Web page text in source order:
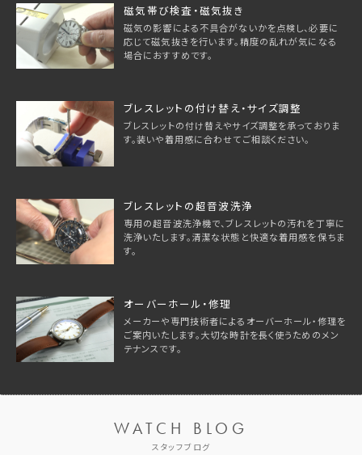
磁気帯び検査・磁気抜き
磁気の影響による不具合がないかを点検し、必要に
応じて磁気抜きを行います。精度の乱れが気になる
場合におすすめです。
ブレスレットの付け替え・サイズ調整
ブレスレットの付け替えやサイズ調整を承っておりま
す。装いや着用感に合わせてご相談ください。
ブレスレットの超音波洗浄
専用の超音波洗浄機で、ブレスレットの汚れを丁寧に
洗浄いたします。清潔な状態と快適な着用感を保ちま
す。
オーバーホール・修理
メーカーや専門技術者によるオーバーホール・修理を
ご案内いたします。大切な時計を長く使うためのメン
テナンスです。
WATCH BLOG
スタッフブログ